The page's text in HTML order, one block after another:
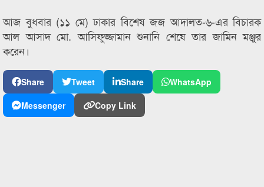
আজ বুধবার (১১ মে) ঢাকার বিশেষ জজ আদালত-৬-এর বিচারক
আল আসাদ মো. আসিফুজ্জামান শুনানি শেষে তার জামিন মঞ্জুর
করেন।
Share Tweet Share
WhatsApp
Messenger
Copy Link